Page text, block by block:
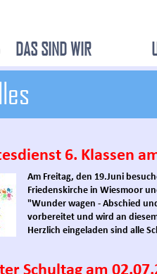
DAS SIND WIR
6. Klassen
Am Freitag, den 19.Juni
Friedenskirche in Wiesmoor
"Wunder wagen - Abschied
vorbereitet und wird an
Herzlich eingeladen sind alle